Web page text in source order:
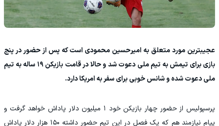
عجیبترین مورد متعلق به امیرحسین محمودی است که پس از حضور در پنج
بازی برای تیمش به تیم ملی دعوت شد و حالا در قامت بازیکن ۱۹ ساله به تیم
ملی دعوت شده و شانس خوبی برای سفر به امریکا دارد.
پرسپولیس از حضور چهار بازیکن خود ۱ میلیون دلار پاداش خواهد گرفت و
پیام نیازمند هم که یک فصل در این تیم حضور داشته ۱۵۰ هزار دلار پاداش